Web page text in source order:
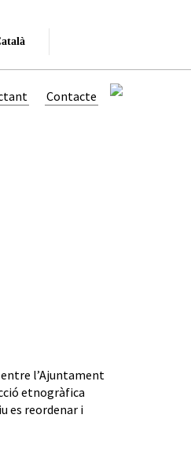
Contacte
entre l’Ajuntament
etnogràfica
es reordenar i